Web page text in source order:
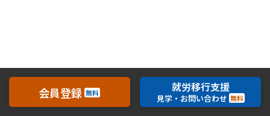
IT・Web制作スキルを身につける就労移行支援サービス
会員登録 無料 就労移行支援
見学・お問い合わせ 無料